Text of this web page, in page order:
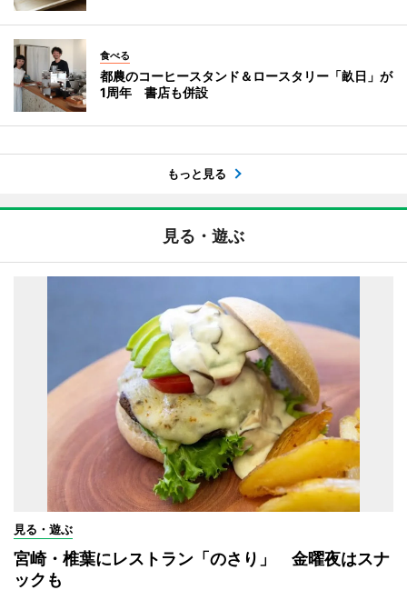
食べる
都農のコーヒースタンド＆ロースタリー「畝日」が
1周年 書店も併設
もっと見る
見る・遊ぶ
見る・遊ぶ
宮崎・椎葉にレストラン「のさり」 金曜夜はスナ
ックも